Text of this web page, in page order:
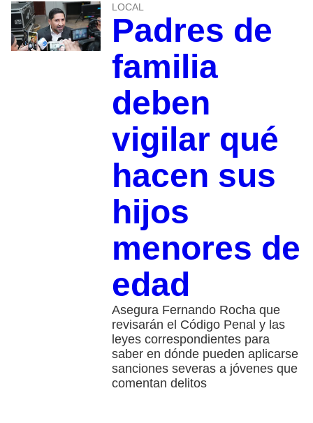
LOCAL
Padres de
familia
deben
vigilar qué
hacen sus
hijos
menores de
edad
Asegura Fernando Rocha que
revisarán el Código Penal y las
leyes correspondientes para
saber en dónde pueden aplicarse
sanciones severas a jóvenes que
comentan delitos